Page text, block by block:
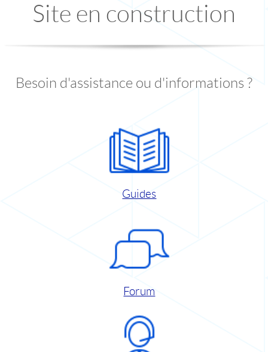
Site en construction
Besoin d'assistance ou d'informations ?
Guides
Forum